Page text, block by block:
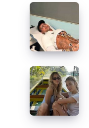
con
Stefano
De
Martino
Fabrizio
Corona
e
la
malattia
che
non
passa
Elodie
e
Franceska
Nuredini,